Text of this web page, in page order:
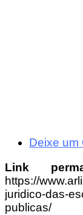
Deixe um
Link
https://
juridico-das-
publicas/